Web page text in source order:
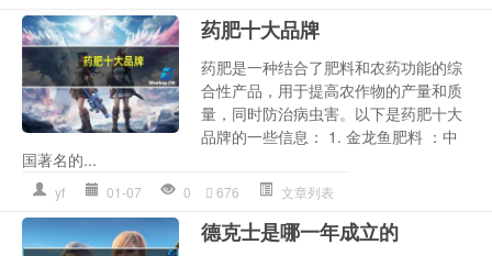
药肥十大品牌
药肥是一种结合了肥料和农药功能的综
合性产品，用于提高农作物的产量和质
量，同时防治病虫害。以下是药肥十大
品牌的一些信息： 1. 金龙鱼肥料 ：中
国著名的...
yf 01-07 0 676 文章列表
德克士是哪一年成立的